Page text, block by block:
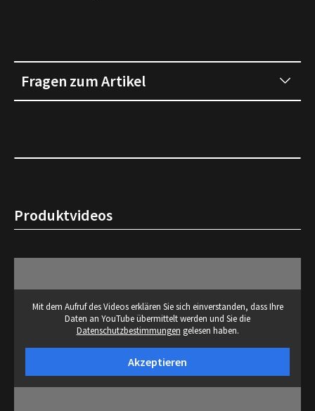
Fragen zum Artikel
Produktvideos
Mit dem Aufruf des Videos erklären Sie sich einverstanden, dass Ihre
Daten an YouTube übermittelt werden und Sie die
Datenschutzbestimmungen gelesen haben.
Akzeptieren